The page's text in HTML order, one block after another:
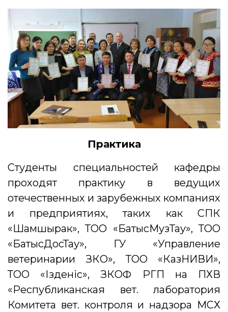
Практика
Студенты специальностей кафедры
проходят практику в ведущих
отечественных и зарубежных компаниях
и предприятиях, таких как СПК
«Шамшырак», ТОО «БатысМузТау», ТОО
«БатысДосТау», ГУ «Управление
ветеринарии ЗКО», ТОО «КазНИВИ»,
ТОО «Ізденіс», ЗКОФ РГП на ПХВ
«Республиканская вет. лаборатория
Комитета вет. контроля и надзора МСХ